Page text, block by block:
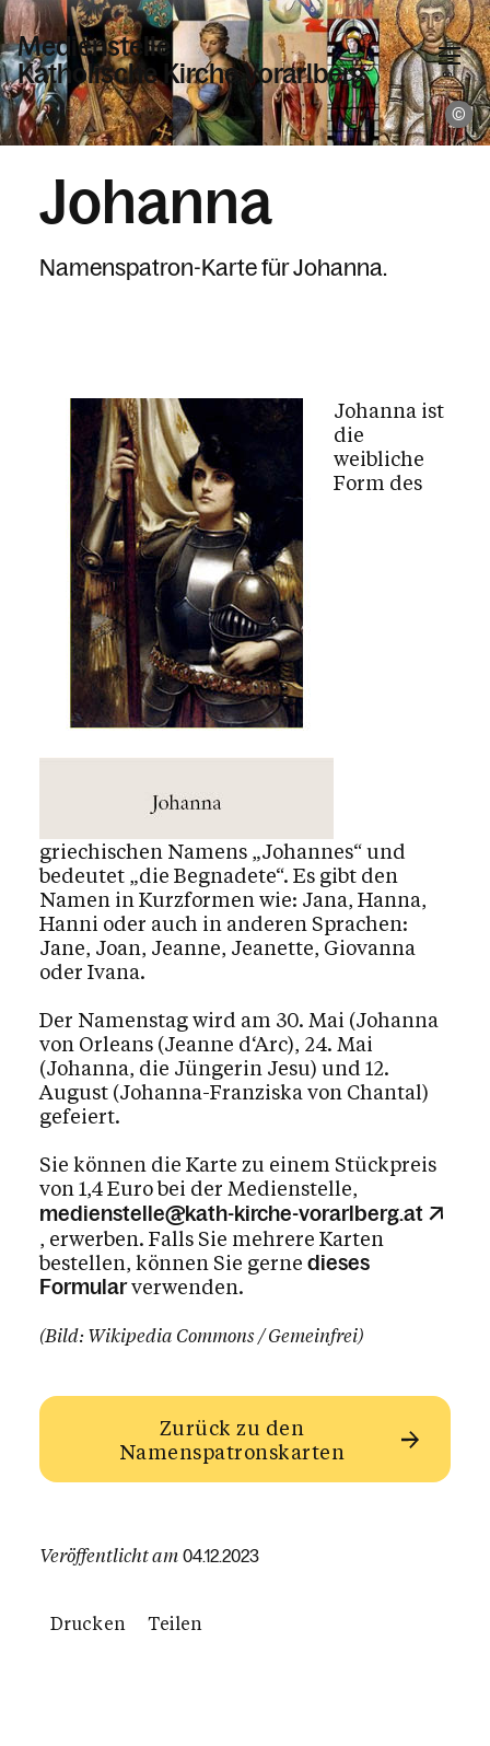
Medienstelle
Katholische Kirche Vorarlberg
Informationen
Wer wir sind
Zeitschriften
Mediensuche
Kalender
Personen
Johanna
Namenspatron-Karte für Johanna.
Johanna ist
die
weibliche
Form des
griechischen Namens „Johannes“ und
bedeutet „die Begnadete“. Es gibt den
Namen in Kurzformen wie: Jana, Hanna,
Hanni oder auch in anderen Sprachen:
Jane, Joan, Jeanne, Jeanette, Giovanna
oder Ivana.
Der Namenstag wird am 30. Mai (Johanna
von Orleans (Jeanne d‘Arc), 24. Mai
(Johanna, die Jüngerin Jesu) und 12.
August (Johanna-Franziska von Chantal)
gefeiert.
Sie können die Karte zu einem Stückpreis
von 1,4 Euro bei der Medienstelle,
medienstelle@kath-kirche-vorarlberg.at
, erwerben. Falls Sie mehrere Karten
bestellen, können Sie gerne dieses
Formularverwenden.
(Bild: Wikipedia Commons / Gemeinfrei)
Zurück zu den
Namenspatronskarten
Veröffentlicht am 04.12.2023
Drucken Teilen